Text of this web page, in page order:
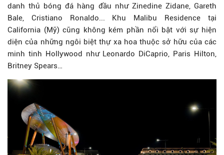
danh thủ bóng đá hàng đầu như Zinedine Zidane, Gareth
Bale, Cristiano Ronaldo... Khu Malibu Residence tại
California (Mỹ) cũng không kém phần nổi bật với sự hiện
diện của những ngôi biệt thự xa hoa thuộc sở hữu của các
minh tinh Hollywood như Leonardo DiCaprio, Paris Hilton,
Britney Spears…